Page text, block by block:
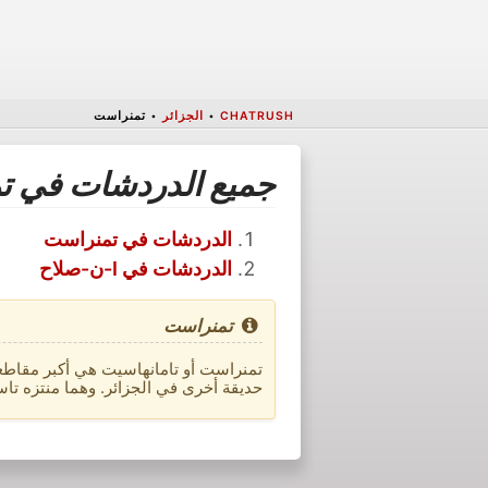
CHATRUSH
• الجزائر • تمنراست
جميع الدردشات في
الدردشات في تمنراست
الدردشات في I-ن-صلاح
تمنراست
تمنراست أو تامانهاسيت هي أكبر
حديقة أخرى في الجزائر. وهما منتزه تاسيلي